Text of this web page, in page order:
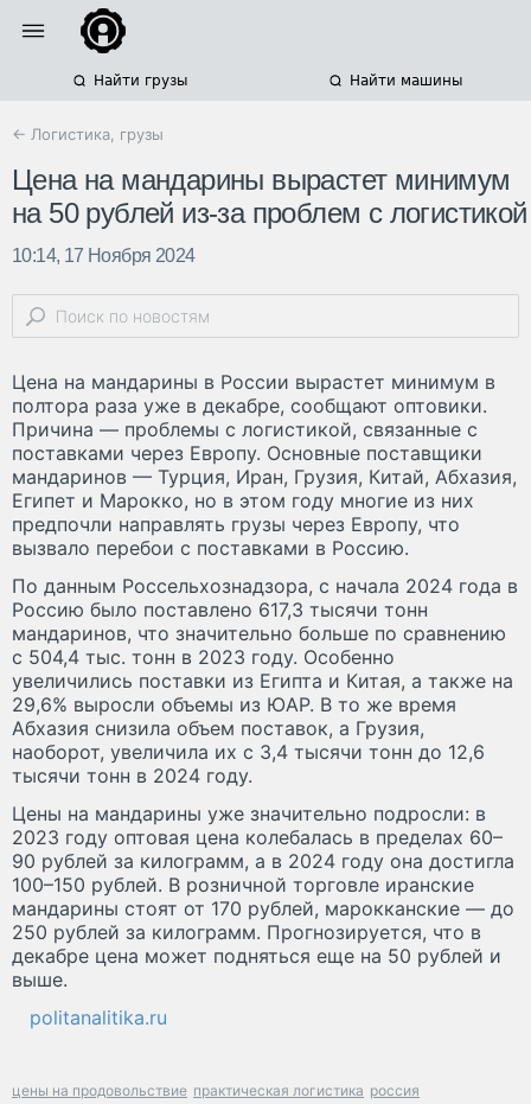
Найти грузы Найти машины
← Логистика, грузы
Цена на мандарины вырастет минимум
на 50 рублей из-за проблем с логистикой
10:14, 17 Ноября 2024
Цена на мандарины в России вырастет минимум в
полтора раза уже в декабре, сообщают оптовики.
Причина — проблемы с логистикой, связанные с
поставками через Европу. Основные поставщики
мандаринов — Турция, Иран, Грузия, Китай, Абхазия,
Египет и Марокко, но в этом году многие из них
предпочли направлять грузы через Европу, что
вызвало перебои с поставками в Россию.
По данным Россельхознадзора, с начала 2024 года в
Россию было поставлено 617,3 тысячи тонн
мандаринов, что значительно больше по сравнению
с 504,4 тыс. тонн в 2023 году. Особенно
увеличились поставки из Египта и Китая, а также на
29,6% выросли объемы из ЮАР. В то же время
Абхазия снизила объем поставок, а Грузия,
наоборот, увеличила их с 3,4 тысячи тонн до 12,6
тысячи тонн в 2024 году.
Цены на мандарины уже значительно подросли: в
2023 году оптовая цена колебалась в пределах 60–
90 рублей за килограмм, а в 2024 году она достигла
100–150 рублей. В розничной торговле иранские
мандарины стоят от 170 рублей, марокканские — до
250 рублей за килограмм. Прогнозируется, что в
декабре цена может подняться еще на 50 рублей и
выше.
politanalitika.ru
цены на продовольствие практическая логистика россия